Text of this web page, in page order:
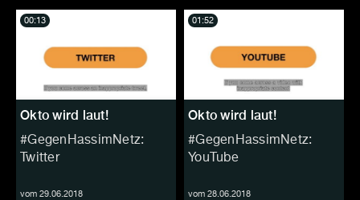
Okto wird laut!
#GegenHassimNetz:
Twitter
vom 29.06.2018
00:13
Okto wird laut!
#GegenHassimNetz:
YouTube
vom 28.06.2018
01:52